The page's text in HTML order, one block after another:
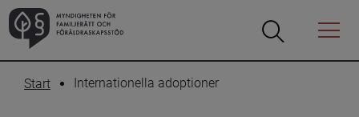
Öppna
Öppna
Menyn
Start Internationella adoptioner